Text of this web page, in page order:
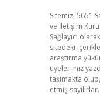
Sitemiz, 5651
ve İletişim
Sağlayıcı
sitedeki
araştırma
üyelerimiz
taşımakta
etmiş sayılırlar.